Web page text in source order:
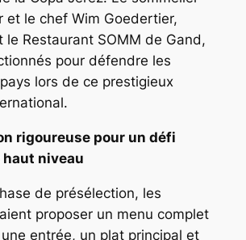
et le chef Wim Goedertier,
le Restaurant SOMM de Gand,
pour défendre les
lors de ce prestigieux
rigoureuse pour un défi
niveau
de présélection, les
proposer un menu complet
entrée, un plat principal et